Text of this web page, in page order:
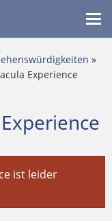
»
Experience
ist leider